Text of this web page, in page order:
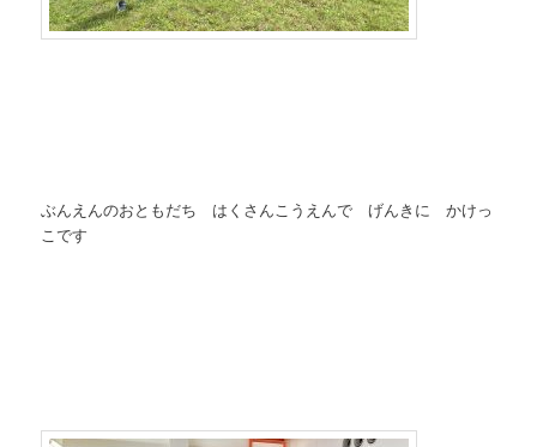
ぶんえんのおともだち はくさんこうえんで げんきに かけっ
こです